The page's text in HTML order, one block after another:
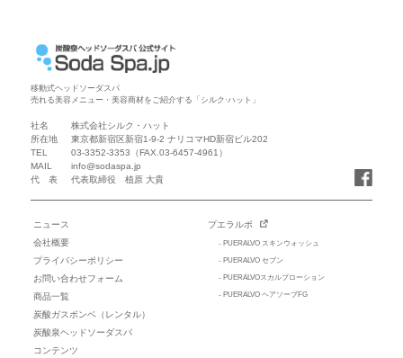
移動式ヘッドソーダスパ
売れる美容メニュー・美容商材をご紹介する「シルク·ハット」
社名
株式会社シルク・ハット
所在地
東京都新宿区新宿1-9-2 ナリコマHD新宿ビル202
TEL
03-3352-3353 （FAX.03-6457-4961）
MAIL
info@sodaspa.jp
代 表
代表取締役 植原 大貴
ニュース
会社概要
プライバシーポリシー
お問い合わせフォーム
商品一覧
炭酸ガスボンベ（レンタル）
炭酸泉ヘッドソーダスパ
コンテンツ
プエラルボ
- PUERALVO スキンウォッシュ
- PUERALVO セブン
- PUERALVOスカルプローション
- PUERALVO ヘアソープFG